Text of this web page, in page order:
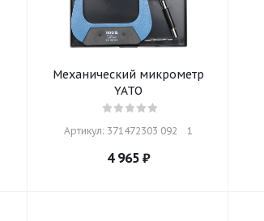
Механический микрометр
YATO
Артикул: 371472303 092    1
4 965 ₽